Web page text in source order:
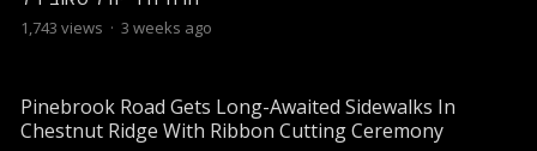
1,743 views · 3 weeks ago
Pinebrook Road Gets Long-Awaited Sidewalks In
Chestnut Ridge With Ribbon Cutting Ceremony